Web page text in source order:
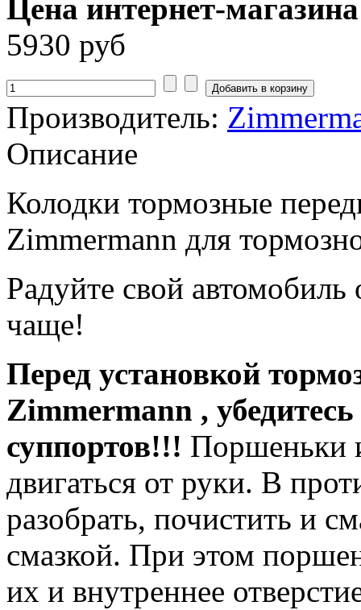
Цена интернет-
5930 руб
Производитель:
Описание
Колодки тормозные
Zimmermann для
Радуйте свой
чаще!
Перед установкой
Zimmermann ,
суппортов!!! Поршеньки
двигаться от руки. В
разобрать, почистить и
смазкой. При этом
их и внутреннее